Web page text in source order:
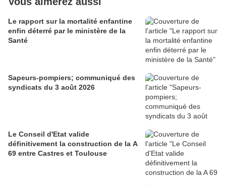
Le rapport sur la mortalité enfantine
enfin déterré par le ministère de la
Santé
Sapeurs-pompiers; communiqué des
syndicats du 3 août 2026
Le Conseil d'Etat valide
définitivement la construction de la A
69 entre Castres et Toulouse